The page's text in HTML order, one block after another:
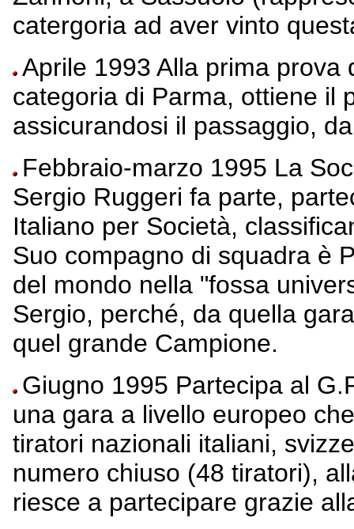
catergoria ad aver vinto
Aprile 1993 Alla prima
categoria di Parma, ottiene il
assicurandosi il passaggio,
Febbraio-marzo 1995 La
Sergio Ruggeri fa parte,
Italiano per Società,
Suo compagno di squadra è
del mondo nella "fossa
Sergio, perché, da quella
quel grande Campione.
Giugno 1995 Partecipa al
una gara a livello europeo
tiratori nazionali italiani,
numero chiuso (48 tiratori),
riesce a partecipare grazie